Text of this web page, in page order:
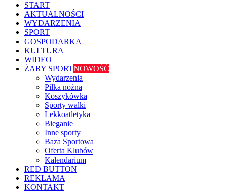
START
AKTUALNOŚCI
WYDARZENIA
SPORT
GOSPODARKA
KULTURA
WIDEO
ŻARY SPORTNOWOŚĆ
Wydarzenia
Piłka nożna
Koszykówka
Sporty walki
Lekkoatletyka
Bieganie
Inne sporty
Baza Sportowa
Oferta Klubów
Kalendarium
RED BUTTON
REKLAMA
KONTAKT